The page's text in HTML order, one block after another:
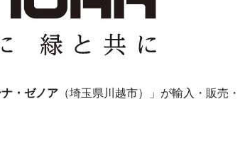
・ゼノア （埼玉県川越市）」が輸入・販売・